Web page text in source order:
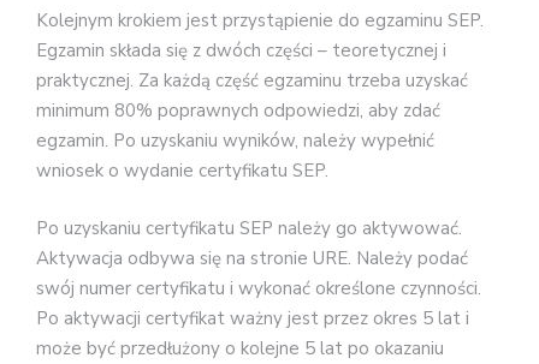
Kolejnym krokiem jest przystąpienie do egzaminu SEP.
Egzamin składa się z dwóch części – teoretycznej i
praktycznej. Za każdą część egzaminu trzeba uzyskać
minimum 80% poprawnych odpowiedzi, aby zdać
egzamin. Po uzyskaniu wyników, należy wypełnić
wniosek o wydanie certyfikatu SEP.
Po uzyskaniu certyfikatu SEP należy go aktywować.
Aktywacja odbywa się na stronie URE. Należy podać
swój numer certyfikatu i wykonać określone czynności.
Po aktywacji certyfikat ważny jest przez okres 5 lat i
może być przedłużony o kolejne 5 lat po okazaniu